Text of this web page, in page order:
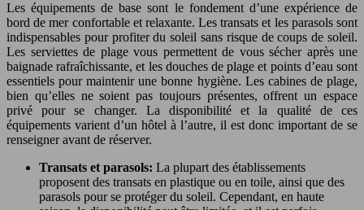
Les équipements de base sont le fondement d’une expérience de
bord de mer confortable et relaxante. Les transats et les parasols sont
indispensables pour profiter du soleil sans risque de coups de soleil.
Les serviettes de plage vous permettent de vous sécher après une
baignade rafraîchissante, et les douches de plage et points d’eau sont
essentiels pour maintenir une bonne hygiène. Les cabines de plage,
bien qu’elles ne soient pas toujours présentes, offrent un espace
privé pour se changer. La disponibilité et la qualité de ces
équipements varient d’un hôtel à l’autre, il est donc important de se
renseigner avant de réserver.
Transats et parasols: La plupart des établissements
proposent des transats en plastique ou en toile, ainsi que des
parasols pour se protéger du soleil. Cependant, en haute